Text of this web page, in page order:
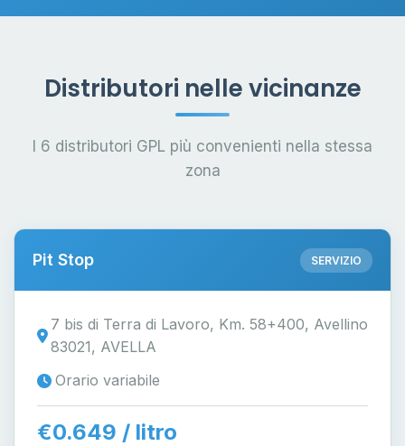
Distributori nelle vicinanze
I 6 distributori GPL più convenienti nella stessa
zona
Pit Stop SERVIZIO
7 bis di Terra di Lavoro, Km. 58+400, Avellino
83021, AVELLA
Orario variabile
€0.649 / litro